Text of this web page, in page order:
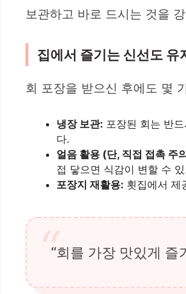
보관하고 바로 드시는 것을
집에서 즐기는 신선도 유
회 포장을 받으신 후에도 몇
냉장 보관: 포장된 회는 반
다.
얼음 활용 (단, 직접 접촉 주
접 닿으면 식감이 변할 수
포장지 재활용: 횟집에서 제
“회를 가장 맛있게